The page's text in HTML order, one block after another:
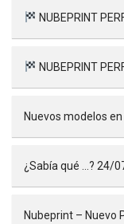
NUBEPRINT
NUBEPRINT
Nuevos modelos
¿Sabía qué …? 24/
Nubeprint – Nuevo